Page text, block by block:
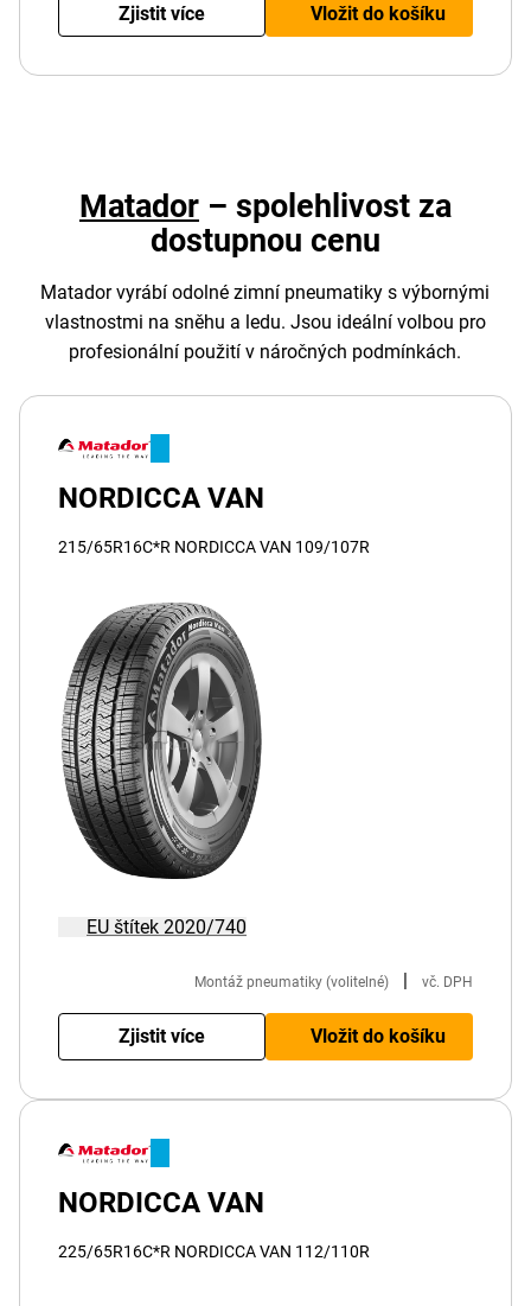
Zjistit více Vložit do košíku
Matador– spolehlivost za
dostupnou cenu
Matador vyrábí odolné zimní pneumatiky s výbornými
vlastnostmi na sněhu a ledu. Jsou ideální volbou pro
profesionální použití v náročných podmínkách.
NORDICCA VAN
215/65R16C*R NORDICCA VAN 109/107R
EU štítek 2020/740
Montáž pneumatiky (volitelné) | vč. DPH
Zjistit více Vložit do košíku
NORDICCA VAN
225/65R16C*R NORDICCA VAN 112/110R